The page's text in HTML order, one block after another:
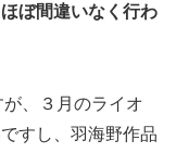
ぼ間違いなく行わ
、３月のライオ
すし、羽海野作品